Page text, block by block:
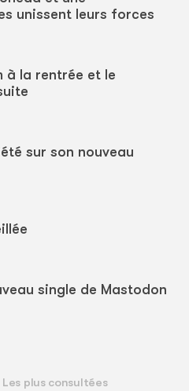
unissent leurs forces
à la rentrée et le
sur son nouveau
single de Mastodon
Les plus consultées